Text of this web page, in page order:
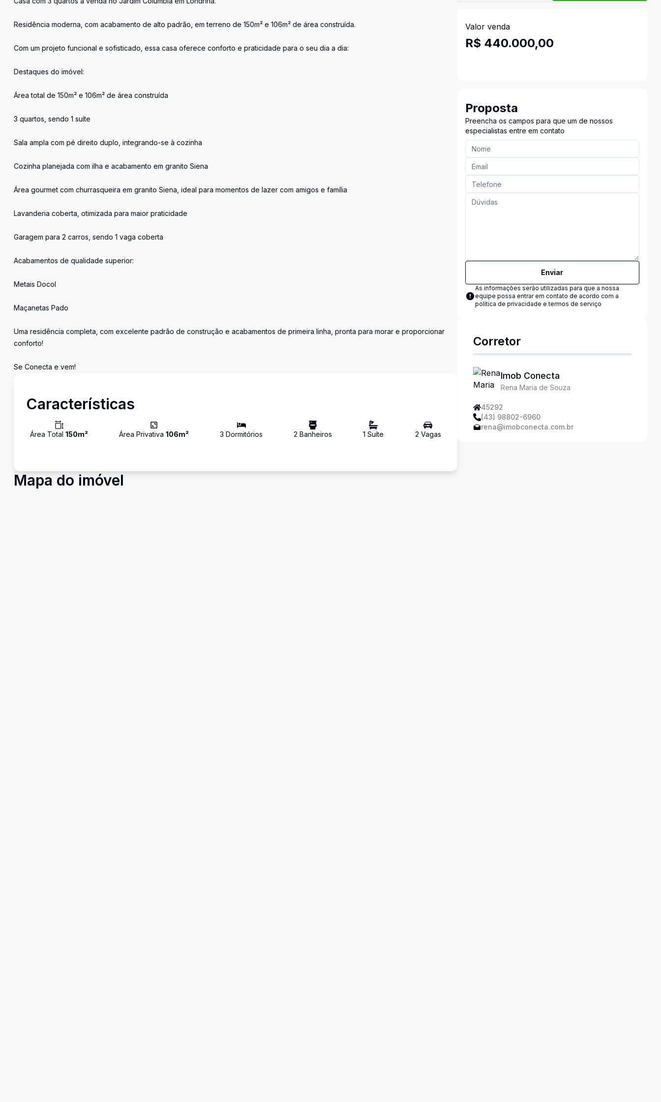
Residência moderna, com acabamento de alto padrão, em terreno de 150m² e 106m² de área construída.
Com um projeto funcional e sofisticado, essa casa oferece conforto e praticidade para o seu dia a dia:
Destaques do imóvel:
Área total de 150m² e 106m² de área construída
3 quartos, sendo 1 suíte
Sala ampla com pé direito duplo, integrando-se à cozinha
Cozinha planejada com ilha e acabamento em granito Siena
Área gourmet com churrasqueira em granito Siena, ideal para momentos de lazer com amigos e família
Lavanderia coberta, otimizada para maior praticidade
Garagem para 2 carros, sendo 1 vaga coberta
Acabamentos de qualidade superior:
Metais Docol
Maçanetas Pado
Uma residência completa, com excelente padrão de construção e acabamentos de primeira linha, pronta para morar e proporcionar
conforto!
Se Conecta e vem!
Características
Área Total 150m² Área Privativa106m² 3 Dormitórios 2 Banheiros 1 Suíte 2 Vagas
Mapa do imóvel
Valor venda
R$ 440.000,00
Proposta
Preencha os campos para que um de nossos
especialistas entre em contato
Enviar
As informações serão utilizadas para que a nossa
equipe possa entrar em contato de acordo com a
política de privacidade e termos de serviço
Corretor
Imob Conecta
Rena Maria de Souza
45292
(43) 98802-6960
rena@imobconecta.com.br